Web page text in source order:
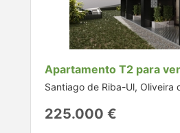
Apartamento T2 para
Santiago de Riba-Ul, Oliveira
225.000 €